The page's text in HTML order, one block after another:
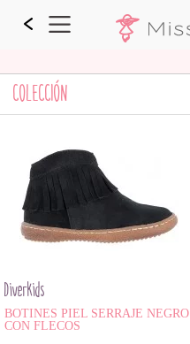
COLECCIÓN
Diverkids
BOTINES PIEL SERRAJE NEGRO
CON FLECOS